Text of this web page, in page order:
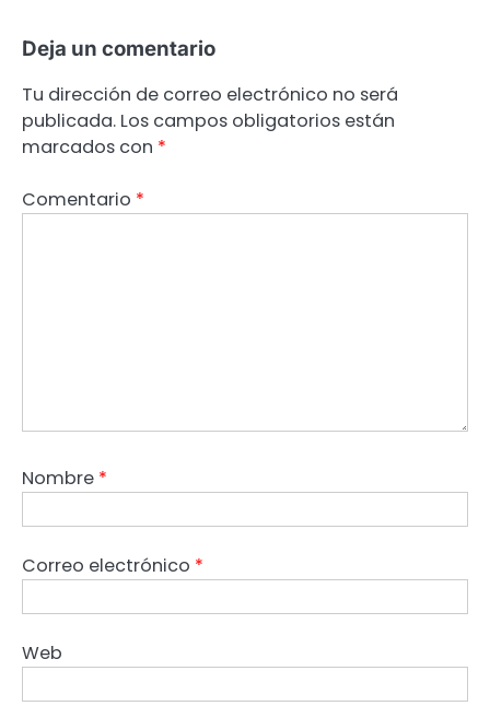
Deja un comentario
Tu dirección de correo electrónico no será
publicada. Los campos obligatorios están
marcados con *
Comentario *
Nombre *
Correo electrónico *
Web